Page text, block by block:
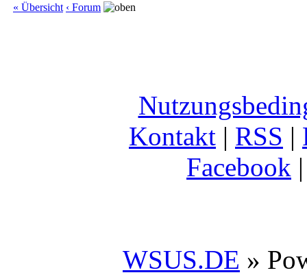
« Übersicht ‹ Forum
Kontakt | RSS |
Facebook
WSUS.DE »